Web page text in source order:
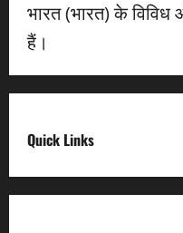
भारत (भारत) के विविध
हैं।
Quick Links